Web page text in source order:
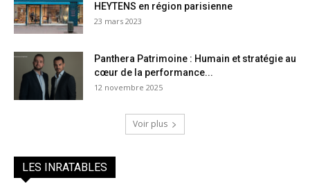
HEYTENS en région parisienne
23 mars 2023
Panthera Patrimoine : Humain et stratégie au
cœur de la performance...
12 novembre 2025
Voir plus
LES INRATABLES